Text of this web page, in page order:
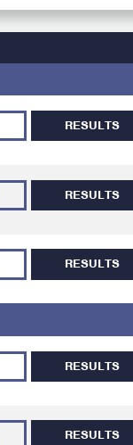
RESULTS
RESULTS
RESULTS
RESULTS
RESULTS